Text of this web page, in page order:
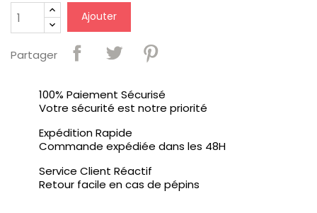
Ajouter
Partager
100% Paiement Sécurisé
Votre sécurité est notre priorité
Expédition Rapide
Commande expédiée dans les 48H
Service Client Réactif
Retour facile en cas de pépins